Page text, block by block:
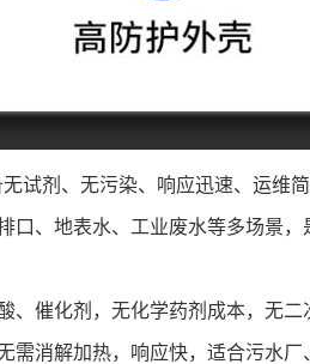
无试剂、无污染、响应迅速、运维
口、地表水、工业废水等多场景
、催化剂，无化学药剂成本，无
需消解加热，响应快，适合污水